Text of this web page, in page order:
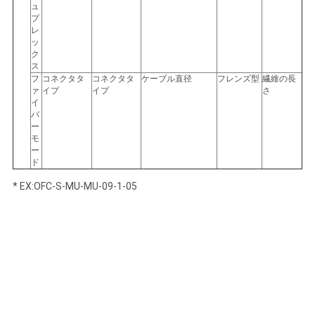
ュ
プ
レ
ッ
ク
ス
フ
ァ
イ
バ
ー
モ
ー
ド
コネクタタ
イプ
コネクタタ
イプ
ケーブル直径 フレンズ型 繊維の長
さ
* EX:OFC-S-MU-MU-09-1-05